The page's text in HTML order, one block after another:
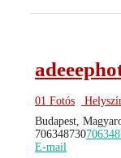
01 Fotós
Budapest,
706348730
E-mail